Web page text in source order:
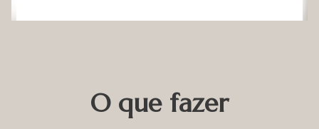
O que fazer